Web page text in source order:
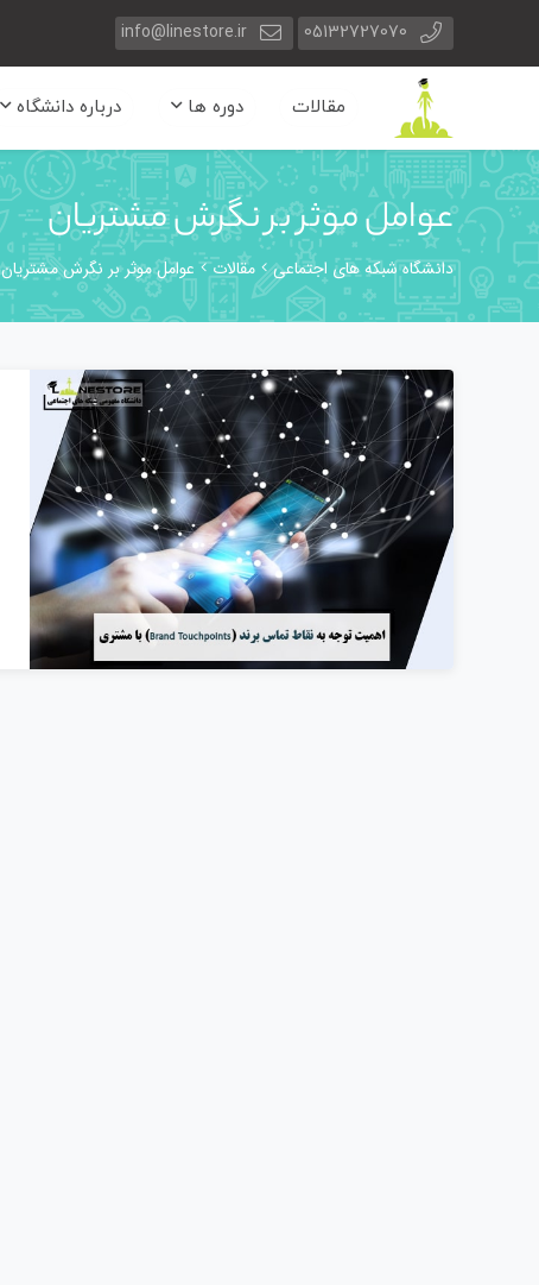
05132727070
info@linestore.ir
مقالات دوره ها درباره دانشگاه
عوامل موثر بر نگرش مشتریان
دانشگاه شبکه های اجتماعی مقالات عوامل موثر بر نگرش مشتریان